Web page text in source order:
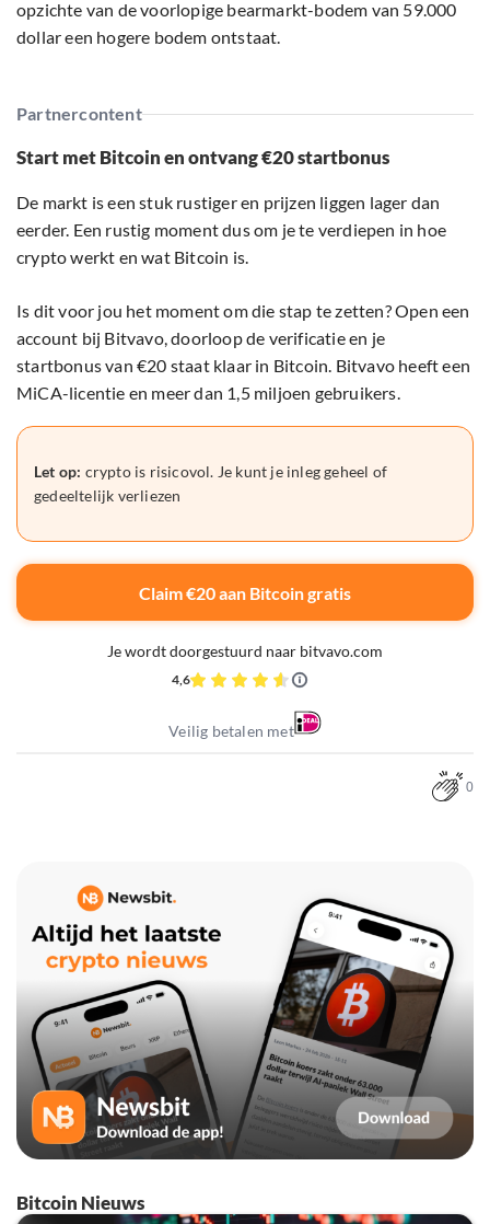
opzichte van de voorlopige bearmarkt-bodem van 59.000
dollar een hogere bodem ontstaat.
Partnercontent
Start met Bitcoin en ontvang €20 startbonus
De markt is een stuk rustiger en prijzen liggen lager dan
eerder. Een rustig moment dus om je te verdiepen in hoe
crypto werkt en wat Bitcoin is.
Is dit voor jou het moment om die stap te zetten? Open een
account bij Bitvavo, doorloop de verificatie en je
startbonus van €20 staat klaar in Bitcoin. Bitvavo heeft een
MiCA-licentie en meer dan 1,5 miljoen gebruikers.
Let op: crypto is risicovol. Je kunt je inleg geheel of
gedeeltelijk verliezen
Claim €20 aan Bitcoin gratis
Je wordt doorgestuurd naar bitvavo.com
4,6
Veilig betalen met
0
Bitcoin Nieuws